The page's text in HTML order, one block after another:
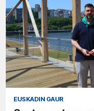
EUSKADIN GAUR